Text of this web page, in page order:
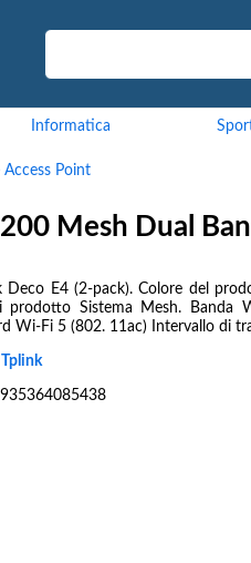
Informatica
Access Point
Mesh Dual
Deco E4 (2-pack). Colore del
prodotto Sistema Mesh.
Wi-Fi 5 (802. 11ac) Intervallo di
Tplink